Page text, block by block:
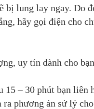
bị lung lay ngay. Do
hãy gọi điện cho
uy tín dành cho
15 – 30 phút bạn liên
phương án sử lý